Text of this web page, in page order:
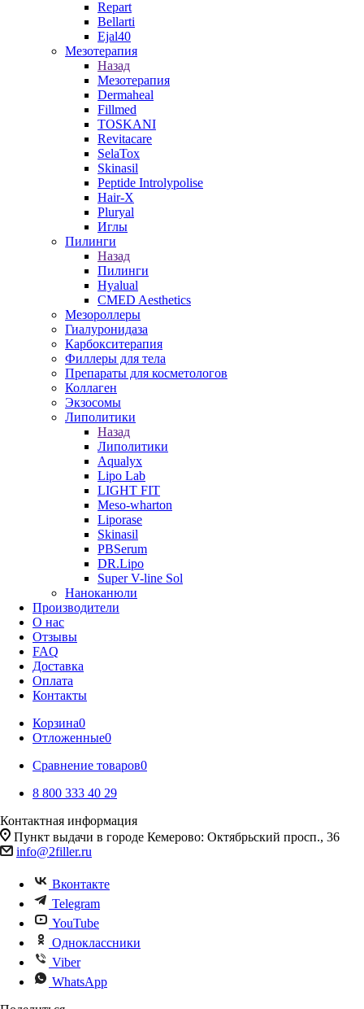
Repart
Bellarti
Ejal40
Мезотерапия
Назад
Мезотерапия
Dermaheal
Fillmed
TOSKANI
Revitacare
SelaTox
Skinasil
Peptide Introlypolise
Hair-X
Pluryal
Иглы
Пилинги
Назад
Пилинги
Hyalual
CMED Aesthetics
Мезороллеры
Гиалуронидаза
Карбокситерапия
Филлеры для тела
Препараты для косметологов
Коллаген
Экзосомы
Липолитики
Назад
Липолитики
Aqualyx
Lipo Lab
LIGHT FIT
Meso-wharton
Liporase
Skinasil
PBSerum
DR.Lipo
Super V-line Sol
Наноканюли
Производители
О нас
Отзывы
FAQ
Доставка
Оплата
Контакты
Корзина0
Отложенные0
Сравнение товаров0
8 800 333 40 29
Контактная информация
Пункт выдачи в городе Кемерово: Октябрьский просп., 36
info@2filler.ru
Вконтакте
Telegram
YouTube
Одноклассники
Viber
WhatsApp